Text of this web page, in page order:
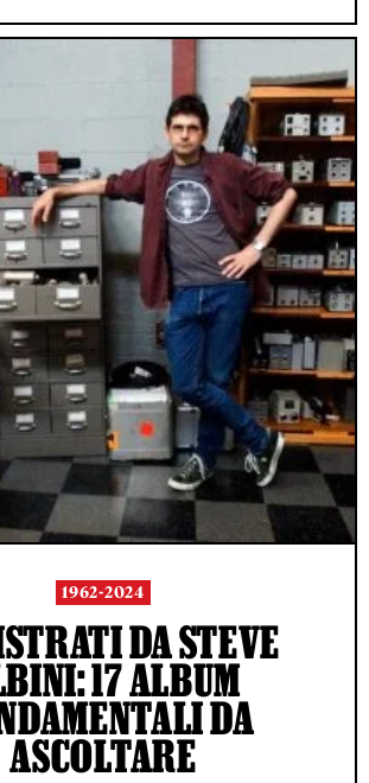
1962-2024
DA STEVE
17 ALBUM
DA
ASCOLTARE